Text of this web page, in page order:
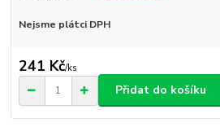
Nejsme plátci DPH
241 Kč/ks
Přidat do košíku